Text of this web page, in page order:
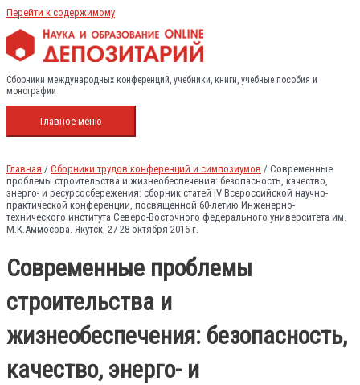
Перейти к содержимому
Сборники международных конференций, учебники, книги, учебные пособия и
монографии
Главное меню
Главная / Сборники трудов конференций и симпозиумов / Современные
проблемы строительства и жизнеобеспечения: безопасность, качество,
энерго- и ресурсосбережения: сборник статей IV Всероссийской научно-
практической конференции, посвященной 60-летию Инженерно-
технического института Северо-Восточного федерального университета им.
М.К.Аммосова. Якутск, 27-28 октября 2016 г.
Современные проблемы
строительства и
жизнеобеспечения: безопасность,
качество, энерго- и